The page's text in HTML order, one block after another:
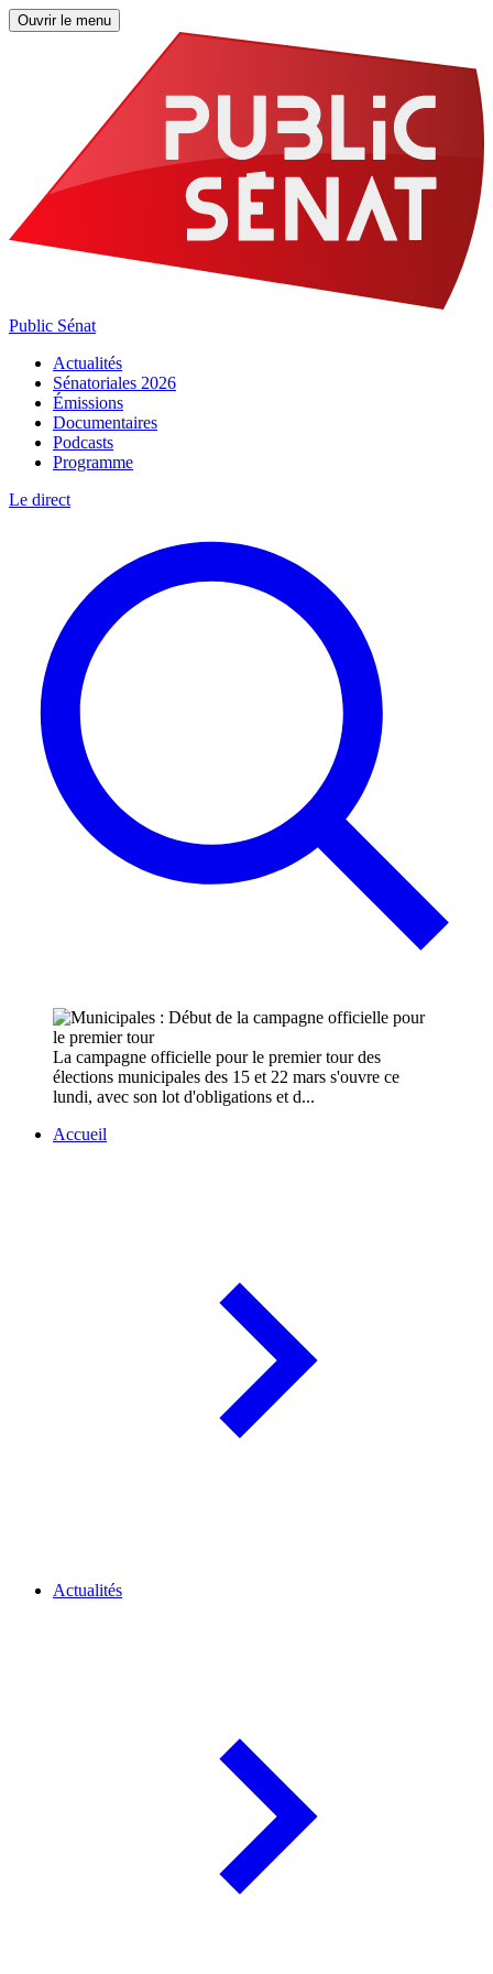
Ouvrir le menu
Public Sénat
Actualités
Sénatoriales 2026
Émissions
Documentaires
Podcasts
Programme
Le direct
La campagne officielle pour le premier tour des
élections municipales des 15 et 22 mars s'ouvre ce
lundi, avec son lot d'obligations et d...
Accueil
Actualités